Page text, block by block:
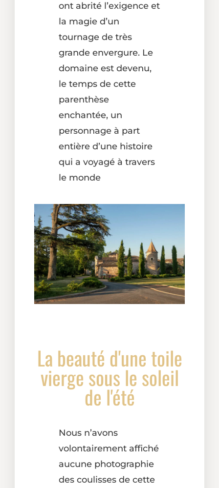
ont abrité l’exigence et
la magie d’un
tournage de très
grande envergure. Le
domaine est devenu,
le temps de cette
parenthèse
enchantée, un
personnage à part
entière d’une histoire
qui a voyagé à travers
le monde
La beauté d'une toile
vierge sous le soleil
de l'été
Nous n’avons
volontairement affiché
aucune photographie
des coulisses de cette